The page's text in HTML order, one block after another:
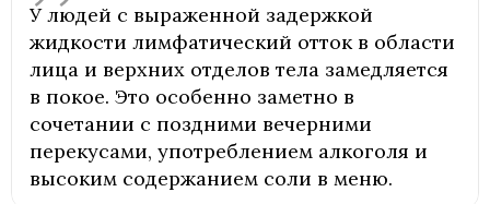
У людей с выраженной задержкой
жидкости лимфатический отток в области
лица и верхних отделов тела замедляется
в покое. Это особенно заметно в
сочетании с поздними вечерними
перекусами, употреблением алкоголя и
высоким содержанием соли в меню.